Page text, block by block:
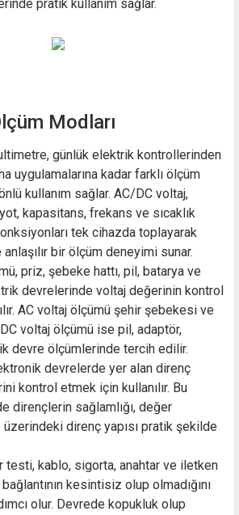
pratik kullanım sağlar.
Modları
günlük elektrik kontrollerinden
uygulamalarına kadar farklı ölçüm
kullanım sağlar. AC/DC voltaj,
kapasitans, frekans ve sıcaklık
tek cihazda toplayarak
anlaşılır bir ölçüm deneyimi sunar.
priz, şebeke hattı, pil, batarya ve
devrelerinde voltaj değerinin kontrol
AC voltaj ölçümü şehir şebekesi ve
voltaj ölçümü ise pil, adaptör,
devre ölçümlerinde tercih edilir.
devrelerde yer alan direnç
kontrol etmek için kullanılır. Bu
dirençlerin sağlamlığı, değer
direnç yapısı pratik şekilde
kablo, sigorta, anahtar ve iletken
kesintisiz olup olmadığını
olur. Devrede kopukluk olup